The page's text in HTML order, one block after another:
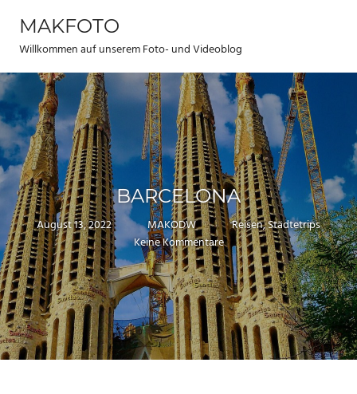
Inhalt
springen
MAKFOTO
Willkommen auf unserem Foto- und Videoblog
BARCELONA
August 13, 2022 MAKODW Reisen,Städtetrips
Keine Kommentare